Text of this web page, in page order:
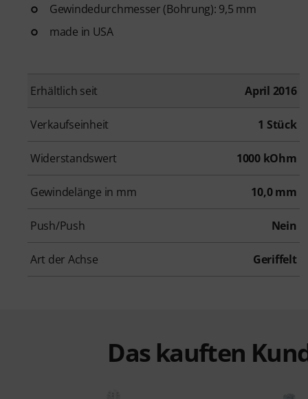
Gewindedurchmesser (Bohrung): 9,5 mm
made in USA
Erhältlich seit April 2016
Verkaufseinheit 1 Stück
Widerstandswert 1000 kOhm
Gewindelänge in mm 10,0 mm
Push/Push Nein
Art der Achse Geriffelt
Das kauften